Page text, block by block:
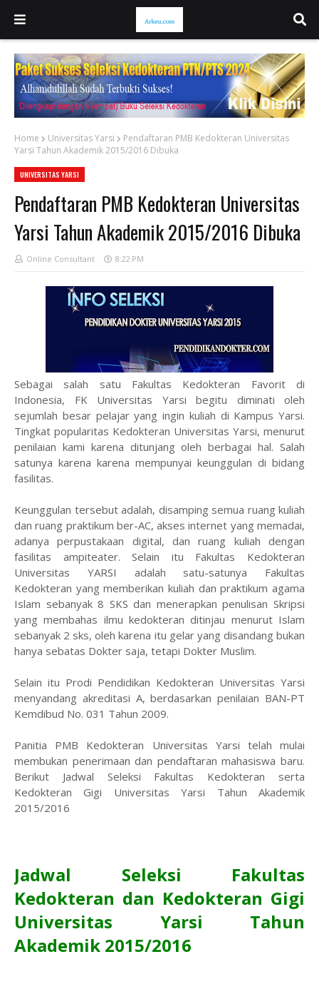
Home Universitas Yarsi
Pendaftaran PMB Kedokteran Universitas
Yarsi Tahun Akademik 2015/2016 Dibuka
UNIVERSITAS YARSI
Pendaftaran PMB Kedokteran Universitas
Yarsi Tahun Akademik 2015/2016 Dibuka
Online Consultant 8:22 PM
Sebagai salah satu Fakultas Kedokteran Favorit di
Indonesia, FK Universitas Yarsi begitu diminati oleh
sejumlah besar pelajar yang ingin kuliah di Kampus Yarsi.
Tingkat popularitas Kedokteran Universitas Yarsi, menurut
penilaian kami karena ditunjang oleh berbagai hal. Salah
satunya karena karena mempunyai keunggulan di bidang
fasilitas.
Keunggulan tersebut adalah, disamping semua ruang kuliah
dan ruang praktikum ber-AC, akses internet yang memadai,
adanya perpustakaan digital, dan ruang kuliah dengan
fasilitas ampiteater. Selain itu Fakultas Kedokteran
Universitas YARSI adalah satu-satunya Fakultas
Kedokteran yang memberikan kuliah dan praktikum agama
Islam sebanyak 8 SKS dan menerapkan penulisan Skripsi
yang membahas ilmu kedokteran ditinjau menurut Islam
sebanyak 2 sks, oleh karena itu gelar yang disandang bukan
hanya sebatas Dokter saja, tetapi Dokter Muslim.
Selain itu Prodi Pendidikan Kedokteran Universitas Yarsi
menyandang akreditasi A, berdasarkan penilaian BAN-PT
Kemdibud No. 031 Tahun 2009.
Panitia PMB Kedokteran Universitas Yarsi telah mulai
membukan penerimaan dan pendaftaran mahasiswa baru.
Berikut Jadwal Seleksi Fakultas Kedokteran serta
Kedokteran Gigi Universitas Yarsi Tahun Akademik
2015/2016
Jadwal Seleksi Fakultas
Kedokteran dan Kedokteran Gigi
Universitas Yarsi Tahun
Akademik 2015/2016